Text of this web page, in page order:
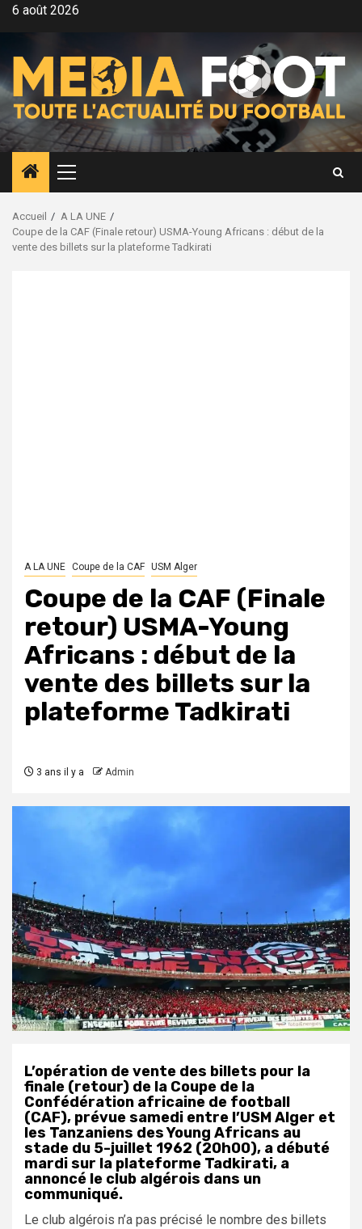
Aller6 août 2026
Menu
principal
Accueil
A LA UNE
Coupe de la CAF (Finale retour) USMA-Young Africans : début de la
vente des billets sur la plateforme Tadkirati
A LA UNE Coupe de la CAF USM Alger
Coupe de la CAF (Finale
retour) USMA-Young
Africans : début de la
vente des billets sur la
plateforme Tadkirati
3 ans il y a Admin
L’opération de vente des billets pour la
finale (retour) de la Coupe de la
Confédération africaine de football
(CAF), prévue samedi entre l’USM Alger et
les Tanzaniens des Young Africans au
stade du 5-juillet 1962 (20h00), a débuté
mardi sur la plateforme Tadkirati, a
annoncé le club algérois dans un
communiqué.
Le club algérois n’a pas précisé le nombre des billets